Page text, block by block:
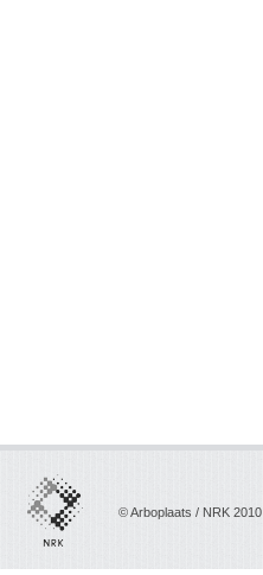
© Arboplaats / NRK 2010